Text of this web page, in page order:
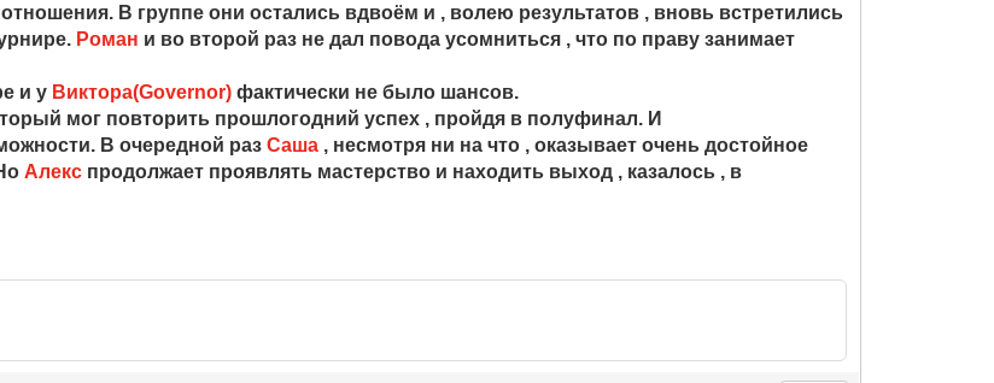
В группе они остались вдвоём и , волею результатов , вновь встретились
Роман и во второй раз не дал повода усомниться , что по праву занимает
и у Виктора(Governor) фактически не было шансов.
мог повторить прошлогодний успех , пройдя в полуфинал. И
В очередной разСаша , несмотря ни на что , оказывает очень достойное
Алекс продолжает проявлять мастерство и находить выход , казалось , в